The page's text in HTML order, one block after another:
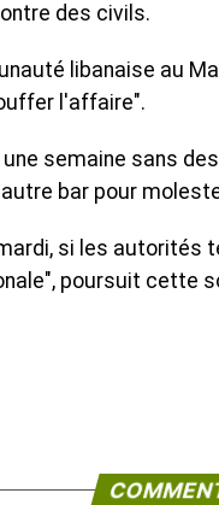
des civils.
libanaise au
l'affaire".
semaine sans
bar pour
si les autorités
poursuit cette